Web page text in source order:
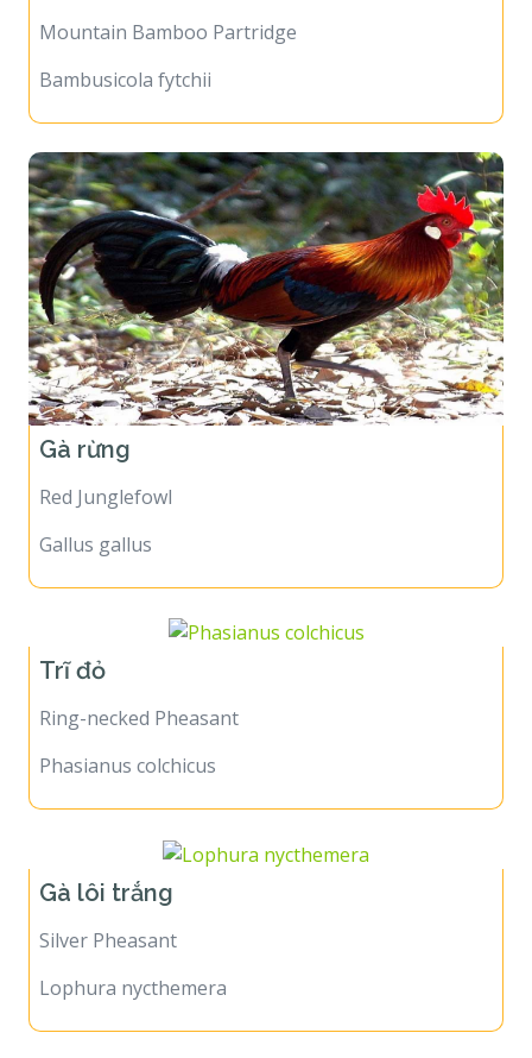
Mountain Bamboo Partridge
Bambusicola fytchii
Gà rừng
Red Junglefowl
Gallus gallus
Trĩ đỏ
Ring-necked Pheasant
Phasianus colchicus
Gà lôi trắng
Silver Pheasant
Lophura nycthemera